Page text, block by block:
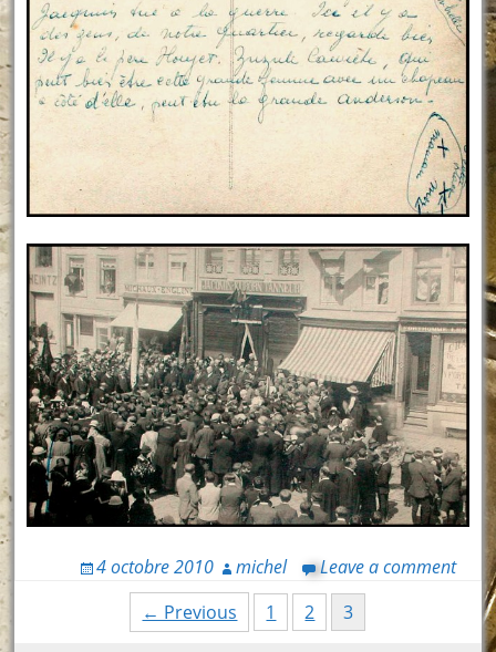
4 octobre 2010 michel Leave a comment
← Previous 1 2 3